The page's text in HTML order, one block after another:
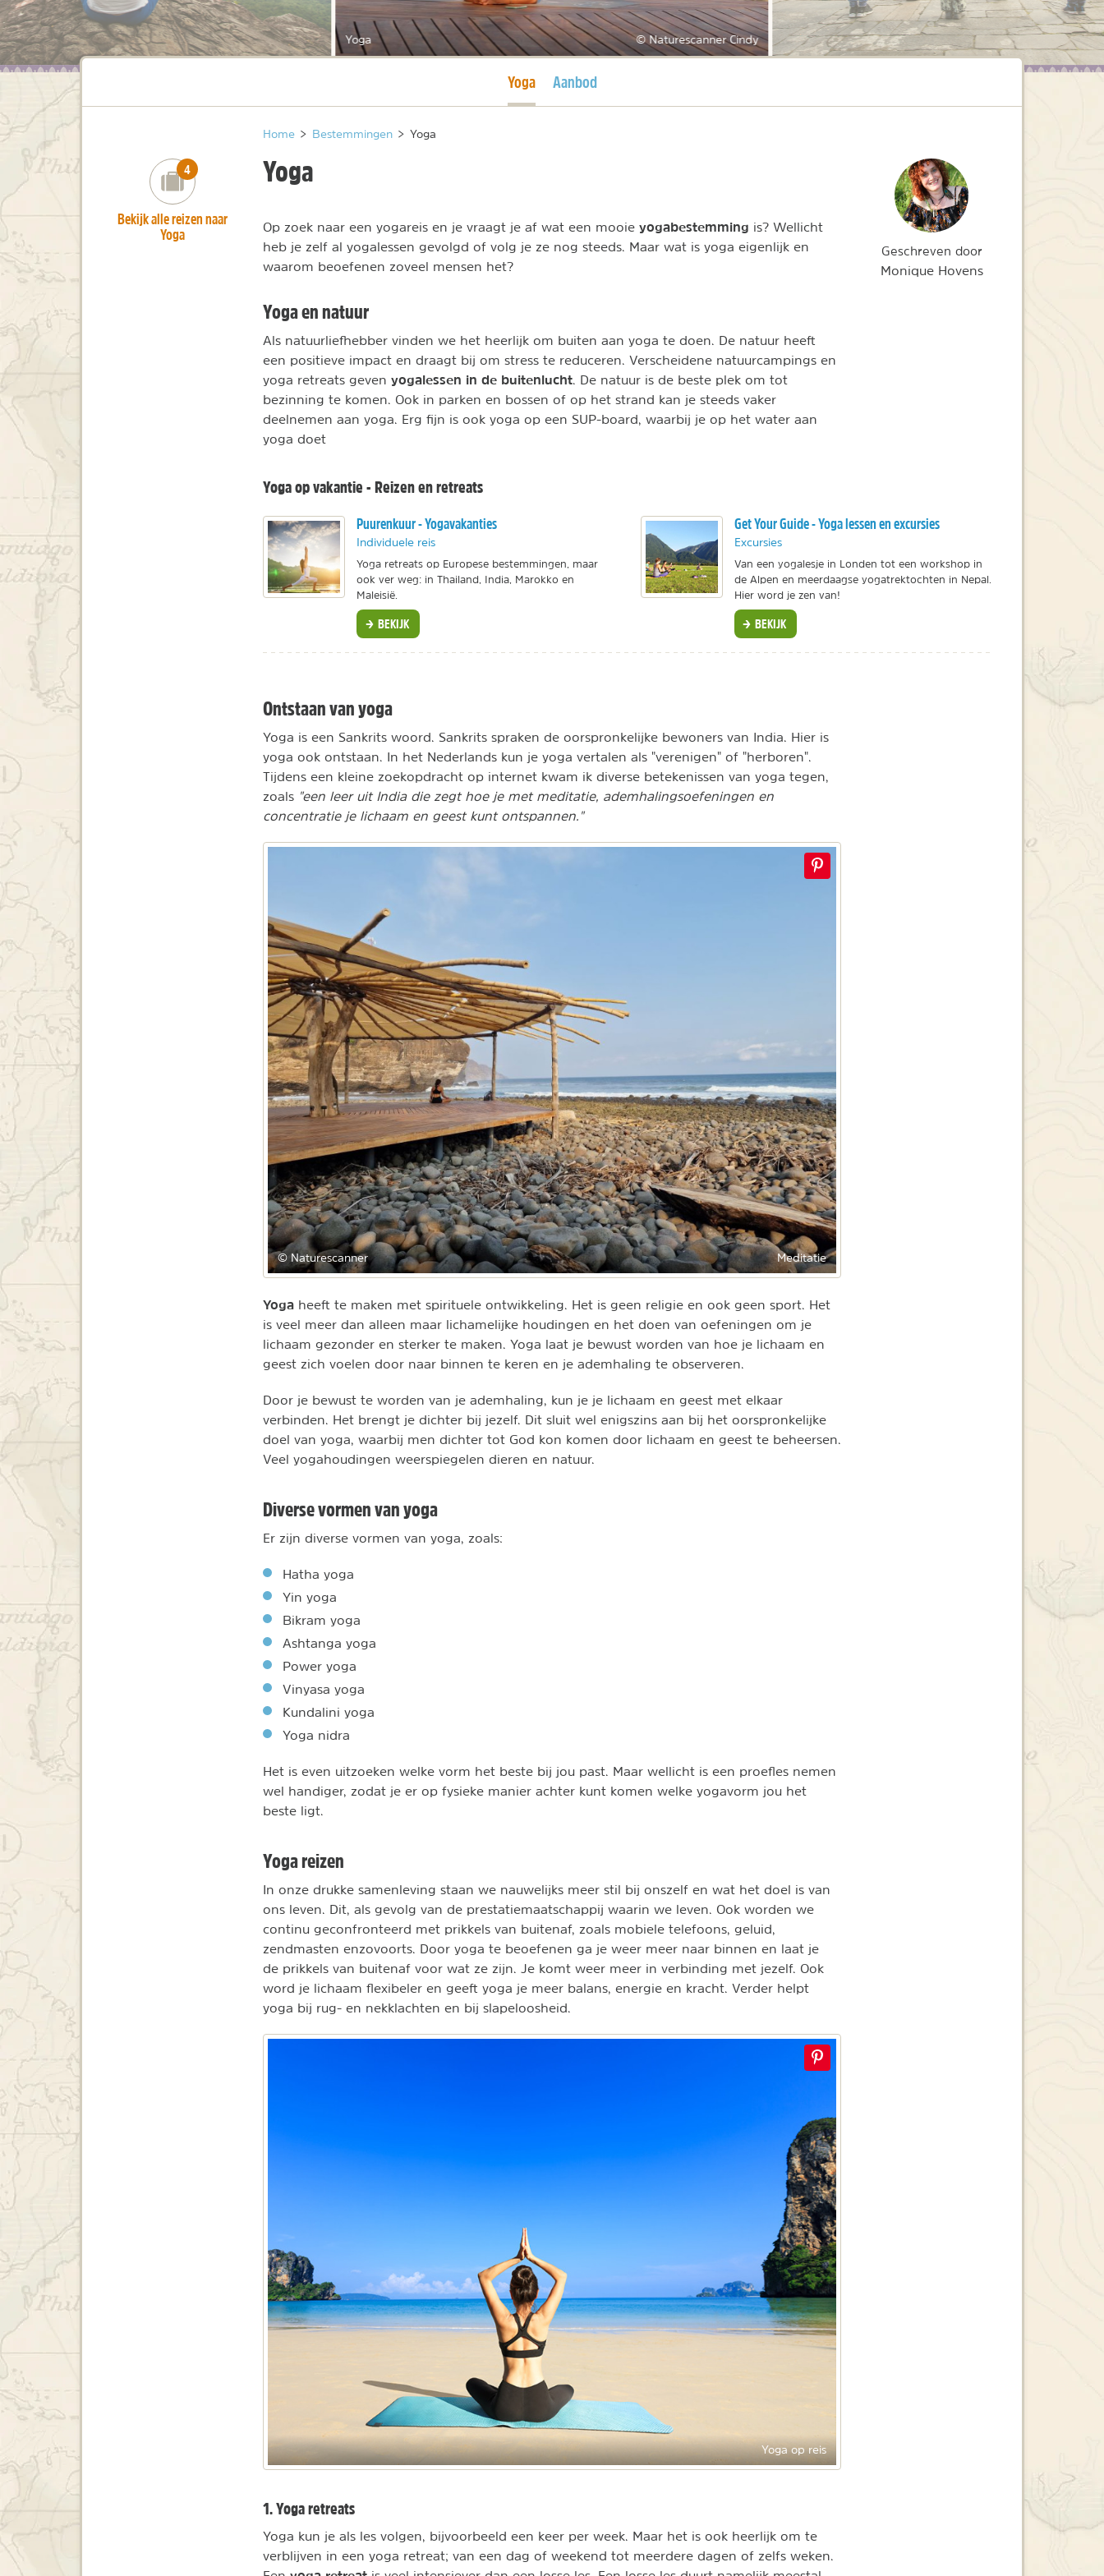
Yoga © Naturescanner Cindy
Huidige pagina
Yoga Aanbod
Home > Bestemmingen > Yoga
Yoga
Op zoek naar een yogareis en je vraagt je af wat een mooie yogabestemming is? Wellicht
heb je zelf al yogalessen gevolgd of volg je ze nog steeds. Maar wat is yoga eigenlijk en
waarom beoefenen zoveel mensen het?
Yoga en natuur
Als natuurliefhebber vinden we het heerlijk om buiten aan yoga te doen. De natuur heeft
een positieve impact en draagt bij om stress te reduceren. Verscheidene natuurcampings en
yoga retreats geven yogalessen in de buitenlucht. De natuur is de beste plek om tot
bezinning te komen. Ook in parken en bossen of op het strand kan je steeds vaker
deelnemen aan yoga. Erg fijn is ook yoga op een SUP-board, waarbij je op het water aan
yoga doet
Yoga op vakantie - Reizen en retreats
Puurenkuur - Yogavakanties
Individuele reis
Yoga retreats op Europese bestemmingen, maar
ook ver weg: in Thailand, India, Marokko en
Maleisië.
BEKIJK
Get Your Guide - Yoga lessen en excursies
Excursies
Van een yogalesje in Londen tot een workshop in
de Alpen en meerdaagse yogatrektochten in Nepal.
Hier word je zen van!
BEKIJK
Ontstaan van yoga
Yoga is een Sankrits woord. Sankrits spraken de oorspronkelijke bewoners van India. Hier is
yoga ook ontstaan. In het Nederlands kun je yoga vertalen als "verenigen" of "herboren".
Tijdens een kleine zoekopdracht op internet kwam ik diverse betekenissen van yoga tegen,
zoals "een leer uit India die zegt hoe je met meditatie, ademhalingsoefeningen en
concentratie je lichaam en geest kunt ontspannen."
© Naturescanner Meditatie
Yoga heeft te maken met spirituele ontwikkeling. Het is geen religie en ook geen sport. Het
is veel meer dan alleen maar lichamelijke houdingen en het doen van oefeningen om je
lichaam gezonder en sterker te maken. Yoga laat je bewust worden van hoe je lichaam en
geest zich voelen door naar binnen te keren en je ademhaling te observeren.
Door je bewust te worden van je ademhaling, kun je je lichaam en geest met elkaar
verbinden. Het brengt je dichter bij jezelf. Dit sluit wel enigszins aan bij het oorspronkelijke
doel van yoga, waarbij men dichter tot God kon komen door lichaam en geest te beheersen.
Veel yogahoudingen weerspiegelen dieren en natuur.
Diverse vormen van yoga
Er zijn diverse vormen van yoga, zoals:
Hatha yoga
Yin yoga
Bikram yoga
Ashtanga yoga
Power yoga
Vinyasa yoga
Kundalini yoga
Yoga nidra
Het is even uitzoeken welke vorm het beste bij jou past. Maar wellicht is een proefles nemen
wel handiger, zodat je er op fysieke manier achter kunt komen welke yogavorm jou het
beste ligt.
Yoga reizen
In onze drukke samenleving staan we nauwelijks meer stil bij onszelf en wat het doel is van
ons leven. Dit, als gevolg van de prestatiemaatschappij waarin we leven. Ook worden we
continu geconfronteerd met prikkels van buitenaf, zoals mobiele telefoons, geluid,
zendmasten enzovoorts. Door yoga te beoefenen ga je weer meer naar binnen en laat je
de prikkels van buitenaf voor wat ze zijn. Je komt weer meer in verbinding met jezelf. Ook
word je lichaam flexibeler en geeft yoga je meer balans, energie en kracht. Verder helpt
yoga bij rug- en nekklachten en bij slapeloosheid.
Yoga op reis
1. Yoga retreats
Yoga kun je als les volgen, bijvoorbeeld een keer per week. Maar het is ook heerlijk om te
verblijven in een yoga retreat; van een dag of weekend tot meerdere dagen of zelfs weken.
number_of_trips:
4
Bekijk alle reizen naar
Yoga
Geschreven door
Monique Hovens